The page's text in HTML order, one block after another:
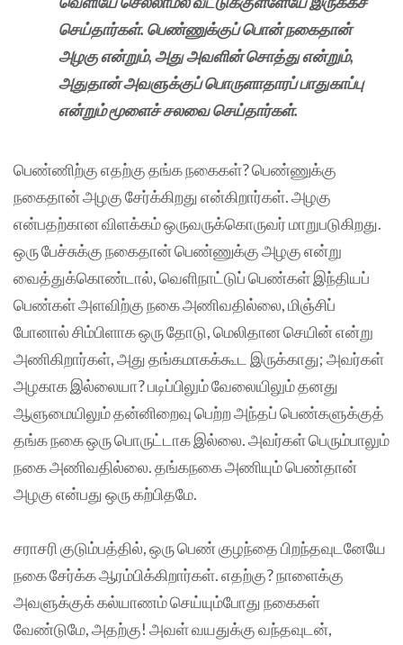
செய்தார்கள். பெண்ணுக்குப் பொன் நகைதான்
அழகு என்றும், அது அவளின் சொத்து என்றும்,
அதுதான் அவளுக்குப் பொருளாதாரப் பாதுகாப்பு
என்றும் மூளைச் சலவை செய்தார்கள்.
பெண்ணிற்கு எதற்கு தங்க நகைகள்? பெண்ணுக்கு
நகைதான் அழகு சேர்க்கிறது என்கிறார்கள். அழகு
என்பதற்கான விளக்கம் ஒருவருக்கொருவர் மாறுபடுகிறது.
ஒரு பேச்சுக்கு நகைதான் பெண்ணுக்கு அழகு என்று
வைத்துக்கொண்டால், வெளிநாட்டுப் பெண்கள் இந்தியப்
பெண்கள் அளவிற்கு நகை அணிவதில்லை, மிஞ்சிப்
போனால் சிம்பிளாக ஒரு தோடு, மெலிதான செயின் என்று
அணிகிறார்கள், அது தங்கமாகக்கூட இருக்காது; அவர்கள்
அழகாக இல்லையா? படிப்பிலும் வேலையிலும் தனது
ஆளுமையிலும் தன்னிறைவு பெற்ற அந்தப் பெண்களுக்குத்
தங்க நகை ஒரு பொருட்டாக இல்லை. அவர்கள் பெரும்பாலும்
நகை அணிவதில்லை. தங்கநகை அணியும் பெண்தான்
அழகு என்பது ஒரு கற்பிதமே.
சராசரி குடும்பத்தில், ஒரு பெண் குழந்தை பிறந்தவுடனேயே
நகை சேர்க்க ஆரம்பிக்கிறார்கள். எதற்கு? நாளைக்கு
அவளுக்குக் கல்யாணம் செய்யும்போது நகைகள்
வேண்டுமே, அதற்கு! அவள் வயதுக்கு வந்தவுடன்,